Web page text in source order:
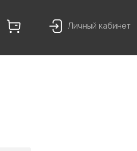
Личный кабинет